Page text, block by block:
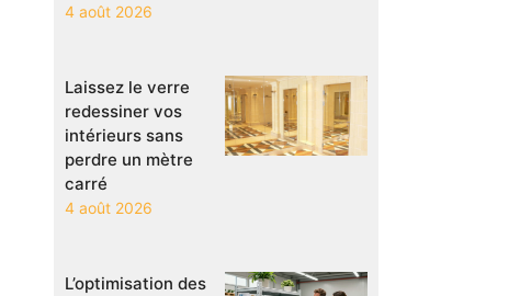
4 août 2026
Laissez le verre
redessiner vos
intérieurs sans
perdre un mètre
carré
4 août 2026
L’optimisation des